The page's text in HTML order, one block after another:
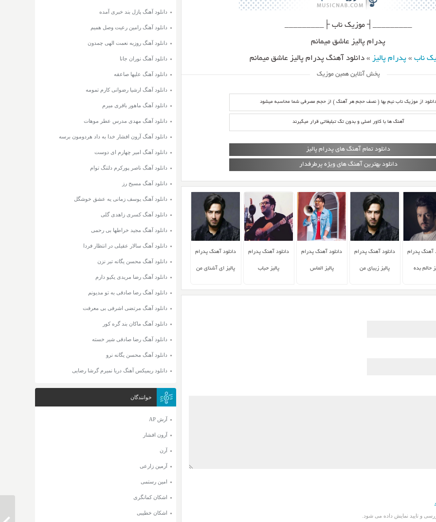
_________┤ موزیک ناب ├_________
پدرام پالیز عاشق میمانم
ناب »پدرام پالیز »دانلود آهنگ پدرام پالیز عاشق میمانم
پخش آنلاین همین موزیک
دانلود از موزیک ناب نیم بها ( نصف حجم هر آهنگ ) از حجم مصرفی شما محاسبه میشود
آهنگ ها با کاور اصلی و بدون تگ تبلیغاتی قرار میگیرند
دانلود تمام آهنگ های پدرام پالیز
دانلود بهترین آهنگ های ویژه پرطرفدار
آهنگ پدرام
حالم بده
دانلود آهنگ پدرام
پالیز زیبای من
دانلود آهنگ پدرام
پالیز الماس
دانلود آهنگ پدرام
پالیز حباب
دانلود آهنگ پدرام
پالیز ای آشنای من
و تایید نمایش داده می شود.
دانلود آهنگ پازل بند خبری آمده
دانلود آهنگ رامین رعیت وصل همیم
دانلود آهنگ روزبه نعمت الهی چمدون
دانلود آهنگ نوران جانا
دانلود آهنگ علیها صاعقه
دانلود آهنگ ارشیا رضوانی کارم تمومه
دانلود آهنگ ماهور باقری میرم
دانلود آهنگ مهدی مدرس عطر موهات
دانلود آهنگ آرون افشار خدا به داد هردومون برسه
دانلود آهنگ امیر چهارم ای دوست
دانلود آهنگ ناصر پورکرم دلتنگ توام
دانلود آهنگ مسیح رز
دانلود آهنگ یوسف زمانی یه عشق خوشگل
دانلود آهنگ کسری زاهدی گلی
دانلود آهنگ مجید خراطها بی رحمی
دانلود آهنگ سالار عقیلی در انتظار فردا
دانلود آهنگ محسن یگانه تبر نزن
دانلود آهنگ رضا مریدی یکیو دارم
دانلود آهنگ رضا صادقی به تو مدیونم
دانلود آهنگ مرتضی اشرفی بی معرفت
دانلود آهنگ ماکان بند گره کور
دانلود آهنگ رضا صادقی شیر خسته
دانلود آهنگ محسن یگانه نرو
دانلود ریمیکس آهنگ دریا نمیرم گرشا رضایی
خوانندگان
آرش AP
آرون افشار
آرن
آرمین زارعی
امین رستمی
اشکان کمانگری
اشکان خطیبی